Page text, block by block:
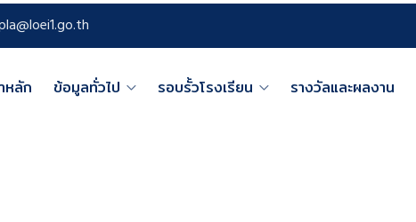
หลัก ข้อมูลทั่วไป รอบรั้วโรงเรียน รางวัลและผลงาน